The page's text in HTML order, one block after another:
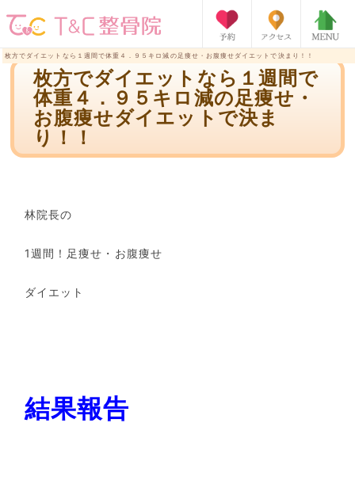
枚方でダイエットなら１週間で体重４．９５キロ減の足痩せ・お腹痩せダイエットで決まり！！
枚方でダイエットなら１週間で
体重４．９５キロ減の足痩せ・
お腹痩せダイエットで決ま
り！！
林院長の
1週間！足痩せ・お腹痩せ
ダイエット
結果報告